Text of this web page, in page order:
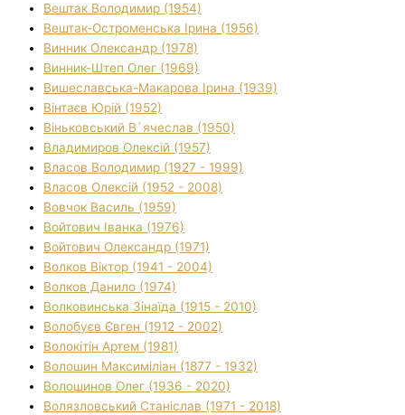
Вештак Володимир (1954)
Вештак-Остроменська Ірина (1956)
Винник Олександр (1978)
Винник-Штеп Олег (1969)
Вишеславська-Макарова Ірина (1939)
Вінтаєв Юрій (1952)
Віньковський В`ячеслав (1950)
Владимиров Олексій (1957)
Власов Володимир (1927 - 1999)
Власов Олексій (1952 - 2008)
Вовчок Василь (1959)
Войтович Іванка (1976)
Войтович Олександр (1971)
Волков Віктор (1941 - 2004)
Волков Данило (1974)
Волковинська Зінаїда (1915 - 2010)
Волобуєв Євген (1912 - 2002)
Волокітін Артем (1981)
Волошин Максиміліан (1877 - 1932)
Волошинов Олег (1936 - 2020)
Волязловський Станіслав (1971 - 2018)